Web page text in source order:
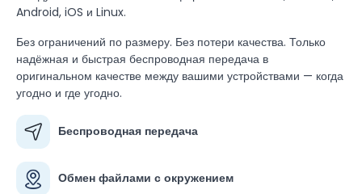
Беспроводная передача
Обмен файлами с окружением
Android, iOS и Linux.
Без ограничений по размеру. Без потери качества. Только
надёжная и быстрая беспроводная передача в
оригинальном качестве между вашими устройствами — когда
угодно и где угодно.